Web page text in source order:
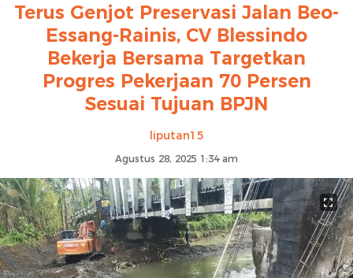
Terus Genjot Preservasi Jalan Beo-
Essang-Rainis, CV Blessindo
Bekerja Bersama Targetkan
Progres Pekerjaan 70 Persen
Sesuai Tujuan BPJN
liputan15
Agustus 28, 2025 1:34 am